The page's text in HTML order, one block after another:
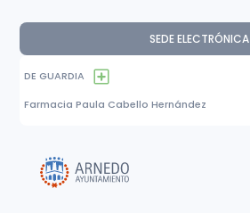
SEDE ELECTRÓNICA
DE GUARDIA
Farmacia Paula Cabello Hernández